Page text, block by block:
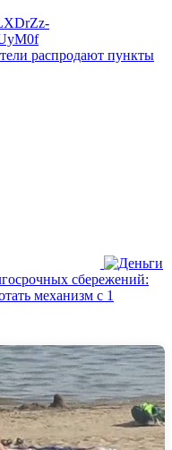
распродают пункты
сбережений:
механизм с 1